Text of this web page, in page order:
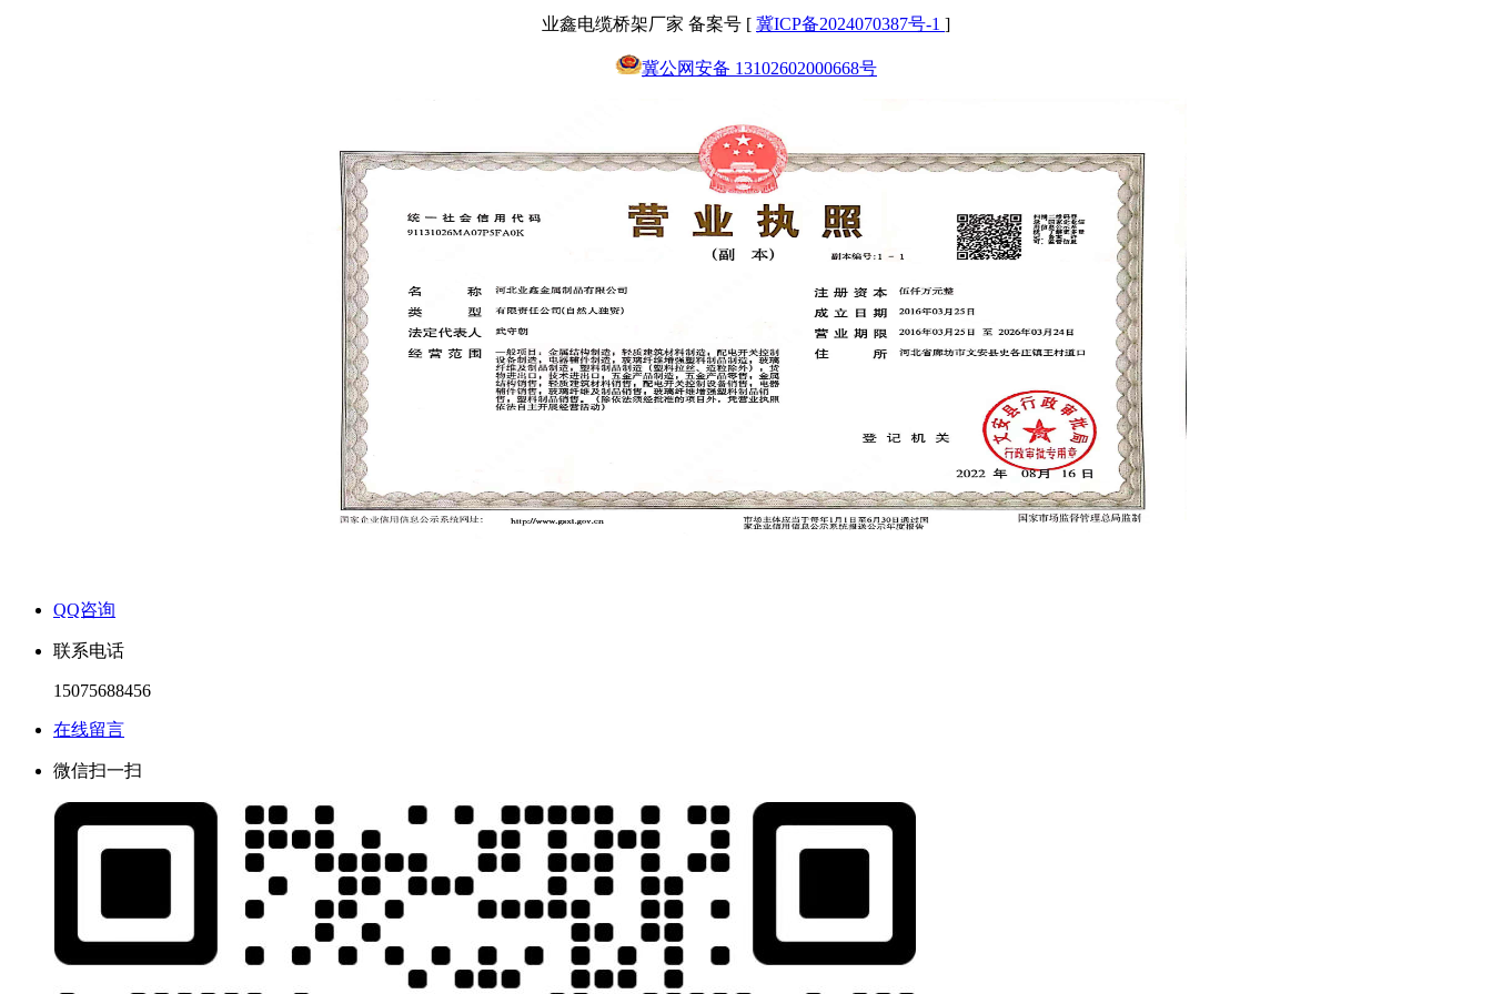
业鑫电缆桥架厂家 备案号 [ 冀ICP备2024070387号-1 ]
冀公网安备 13102602000668号
QQ咨询
联系电话
15075688456
在线留言
微信扫一扫